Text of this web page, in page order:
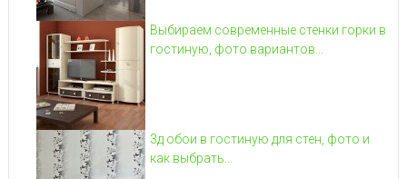
Выбираем современные стенки горки в
гостиную, фото вариантов...
3д обои в гостиную для стен, фото и
как выбрать...